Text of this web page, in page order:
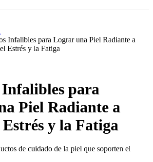
Infalibles para Lograr una Piel Radiante a
Estrés y la Fatiga
Infalibles para
Piel Radiante a
y la Fatiga